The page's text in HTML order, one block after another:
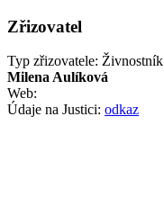
Zřizovatel
Typ zřizovatele: Živnostník
Milena Aulíková
Web:
Údaje na Justici: odkaz